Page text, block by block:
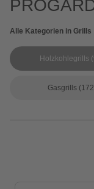
Alle Kategorien in Grills
Holzkohlegrills
Gasgrills